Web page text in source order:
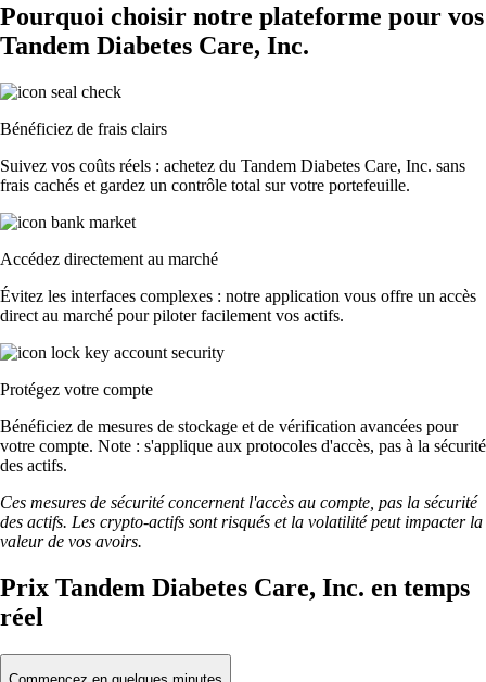
Pourquoi choisir notre plateforme pour vos
Tandem Diabetes Care, Inc.
Bénéficiez de frais clairs
Suivez vos coûts réels : achetez du Tandem Diabetes Care, Inc. sans
frais cachés et gardez un contrôle total sur votre portefeuille.
Accédez directement au marché
Évitez les interfaces complexes : notre application vous offre un accès
direct au marché pour piloter facilement vos actifs.
Protégez votre compte
Bénéficiez de mesures de stockage et de vérification avancées pour
votre compte. Note : s'applique aux protocoles d'accès, pas à la sécurité
des actifs.
Ces mesures de sécurité concernent l'accès au compte, pas la sécurité
des actifs. Les crypto-actifs sont risqués et la volatilité peut impacter la
valeur de vos avoirs.
Prix Tandem Diabetes Care, Inc. en temps
réel